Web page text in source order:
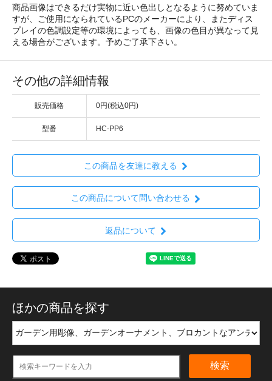
商品画像はできるだけ実物に近い色出しとなるように努めていま
すが、ご使用になられているPCのメーカーにより、またディス
プレイの色調設定等の環境によっても、画像の色目が異なって見
える場合がございます。予めご了承下さい。
その他の詳細情報
販売価格 0円(税込0円)
型番 HC-PP6
この商品を友達に教える
この商品について問い合わせる
返品について
ほかの商品を探す
検索